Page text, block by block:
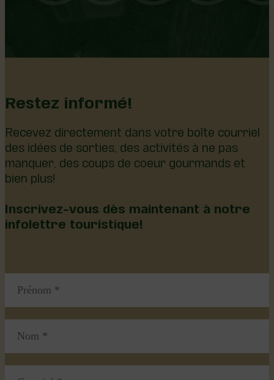
Restez informé!
Recevez directement dans votre boîte courriel
des idées de sorties, des activités à ne pas
manquer, des coups de coeur gourmands et
bien plus!
Inscrivez-vous dès maintenant à notre
infolettre touristique!